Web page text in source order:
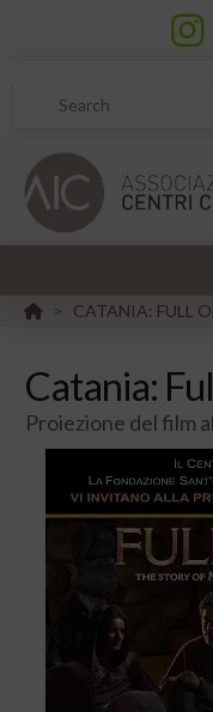
Search
HOME
> CATANIA: FULL
Catania:
Proiezione del film